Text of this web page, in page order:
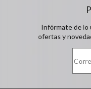
Infórmate de lo
ofertas y